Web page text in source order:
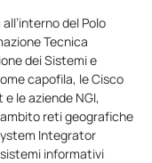
del Polo
Tecnica
dei Sistemi e
capofila, le Cisco
le aziende NGI,
reti geografiche
Integrator
informativi